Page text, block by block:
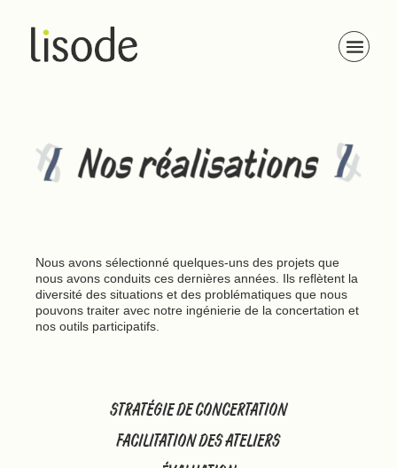
Nos réalisations
Nous avons sélectionné quelques-uns des projets que
nous avons conduits ces dernières années. Ils reflètent la
diversité des situations et des problématiques que nous
pouvons traiter avec notre ingénierie de la concertation et
nos outils participatifs.
STRATÉGIE DE CONCERTATION
FACILITATION DES ATELIERS